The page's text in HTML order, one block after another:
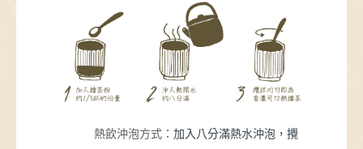
熱飲沖泡方式： 加入八分滿熱水沖泡，攪